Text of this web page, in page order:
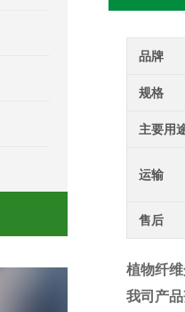
品牌
规格
主要用
运输
售后
植物纤
我司产